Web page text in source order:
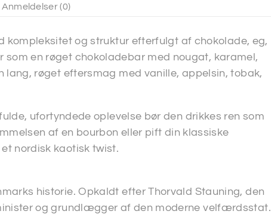
Anmeldelser (0)
kompleksitet og struktur efterfulgt af chokolade, eg,
som en røget chokoladebar med nougat, karamel,
røget eftersmag med vanille, appelsin, tobak,
ufortyndede oplevelse bør den drikkes ren som
af en bourbon eller pift din klassiske
nordisk kaotisk twist.
historie. Opkaldt efter Thorvald Stauning, den
og grundlægger af den moderne velfærdsstat.